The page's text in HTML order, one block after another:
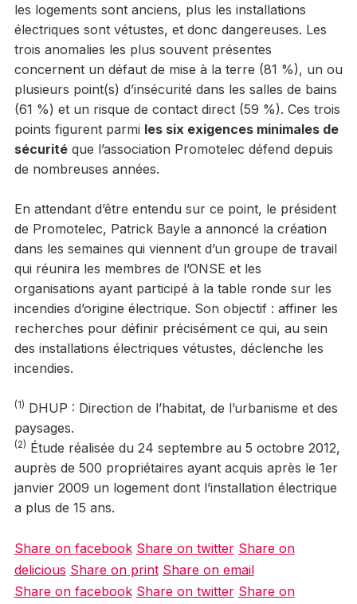
les logements sont anciens, plus les installations
électriques sont vétustes, et donc dangereuses. Les
trois anomalies les plus souvent présentes
concernent un défaut de mise à la terre (81 %), un ou
plusieurs point(s) d’insécurité dans les salles de bains
(61 %) et un risque de contact direct (59 %). Ces trois
points figurent parmi les six exigences minimales de
sécuritéque l’association Promotelec défend depuis
de nombreuses années.
En attendant d’être entendu sur ce point, le président
de Promotelec, Patrick Bayle a annoncé la création
dans les semaines qui viennent d’un groupe de travail
qui réunira les membres de l’ONSE et les
organisations ayant participé à la table ronde sur les
incendies d’origine électrique. Son objectif : affiner les
recherches pour définir précisément ce qui, au sein
des installations électriques vétustes, déclenche les
incendies.
(1) DHUP : Direction de l’habitat, de l’urbanisme et des
paysages.
(2) Étude réalisée du 24 septembre au 5 octobre 2012,
auprès de 500 propriétaires ayant acquis après le 1er
janvier 2009 un logement dont l’installation électrique
a plus de 15 ans.
Share on facebook Share on twitter Share on
delicious Share on print Share on email
Share on facebook Share on twitter Share on